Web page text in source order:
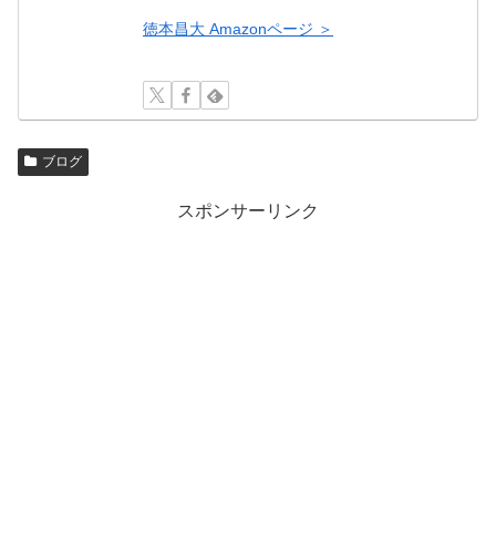
徳本昌大 Amazonページ ＞
ブログ
スポンサーリンク